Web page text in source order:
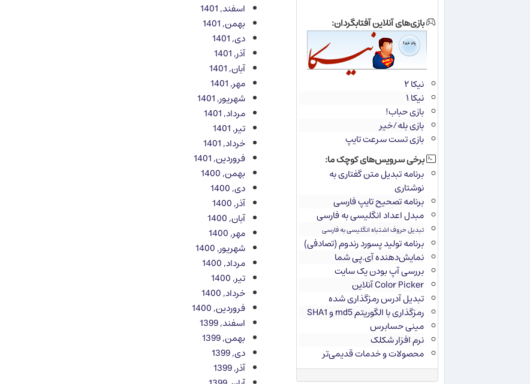
اسفند, 1401
بهمن, 1401
دی, 1401
آذر, 1401
آبان, 1401
مهر, 1401
شهریور, 1401
مرداد, 1401
تیر, 1401
خرداد, 1401
فروردین, 1401
بهمن, 1400
دی, 1400
آذر, 1400
آبان, 1400
مهر, 1400
شهریور, 1400
مرداد, 1400
تیر, 1400
خرداد, 1400
فروردین, 1400
اسفند, 1399
بهمن, 1399
دی, 1399
آذر, 1399
بازی‌های آنلاین آفتابگردان:
نیکا ۲
نیکا ۱
بازی حباب!
بازی بله/خیر
بازی تست سرعت تایپ
برخی سرویس‌های کوچک ما:
برنامه تبدیل متن گفتاری به
نوشتاری
برنامه تصحیح تایپ فارسی
مبدل اعداد انگلیسی به فارسی
تبدیل حروف اشتباه انگلیسی به فارسی
برنامه تولید پسورد رندوم (تصادفی)
نمایش‌دهنده آی.پی شما
بررسی آپ بودن یک سایت
Color Picker آنلاین
تبدیل آدرس رمزگذاری شده
رمزگذاری با الگوریتم md5 و SHA1
مینی حسابرس
نرم افزار شکلک
محصولات و خدمات قدیمی‌تر